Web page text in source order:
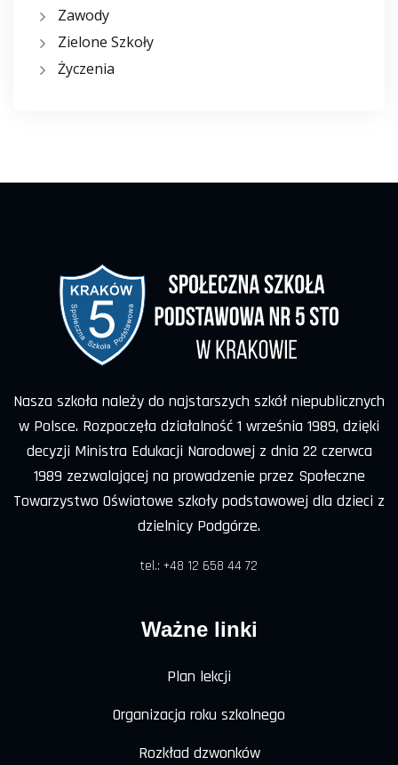
Zawody
Zielone Szkoły
Życzenia
Nasza szkoła należy do najstarszych szkół niepublicznych
w Polsce. Rozpoczęła działalność 1 września 1989, dzięki
decyzji Ministra Edukacji Narodowej z dnia 22 czerwca
1989 zezwalającej na prowadzenie przez Społeczne
Towarzystwo Oświatowe szkoły podstawowej dla dzieci z
dzielnicy Podgórze.
tel.: +48 12 658 44 72
Ważne linki
Plan lekcji
Organizacja roku szkolnego
Rozkład dzwonków